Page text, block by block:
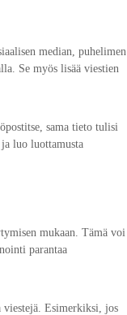
median, puhelimen
Se myös lisää viestien
sama tieto tulisi
luo luottamusta
mukaan. Tämä voi
parantaa
viestejä. Esimerkiksi, jos